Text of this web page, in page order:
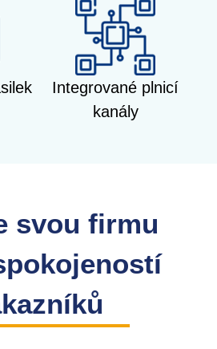
Integrované plnicí
kanály
svou firmu